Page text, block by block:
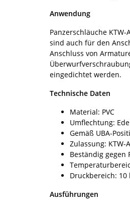
Anwendung
Panzerschläuche
sind auch für den
Anschluss von
eingedichtet werden.
Technische Daten
Material: PVC
Umflechtung:
Gemäß UBA-
Zulassung: KTW-A
Beständig gegen
Druckbereich: 10
Ausführungen